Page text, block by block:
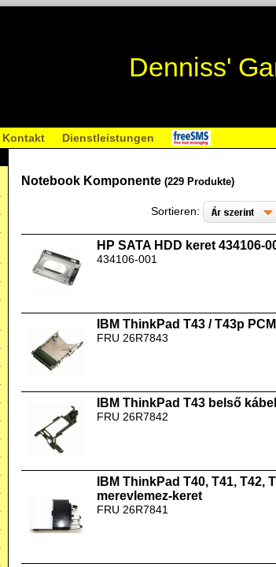
Denniss'
Kontakt Dienstleistungen
Notebook Komponente (229 Produkte)
Sortieren:
HP SATA HDD keret 434106-
434106-001
IBM ThinkPad T43 / T43p
FRU 26R7843
IBM ThinkPad T43 belső
FRU 26R7842
IBM ThinkPad T40, T41, T42,
merevlemez-keret
FRU 26R7841